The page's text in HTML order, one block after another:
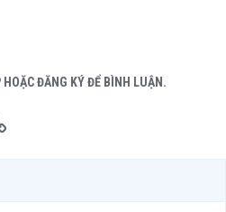
ĐĂNG KÝ ĐỂ BÌNH LUẬN.